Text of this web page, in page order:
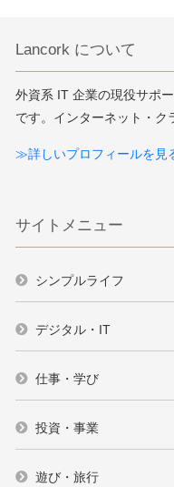
Lancork について
外資系 IT 企業の現役サポ
です。インターネット・ク
≫詳しいプロフィールを見
サイトメニュー
シンプルライフ
デジタル・IT
仕事・学び
投資・事業
遊び・旅行